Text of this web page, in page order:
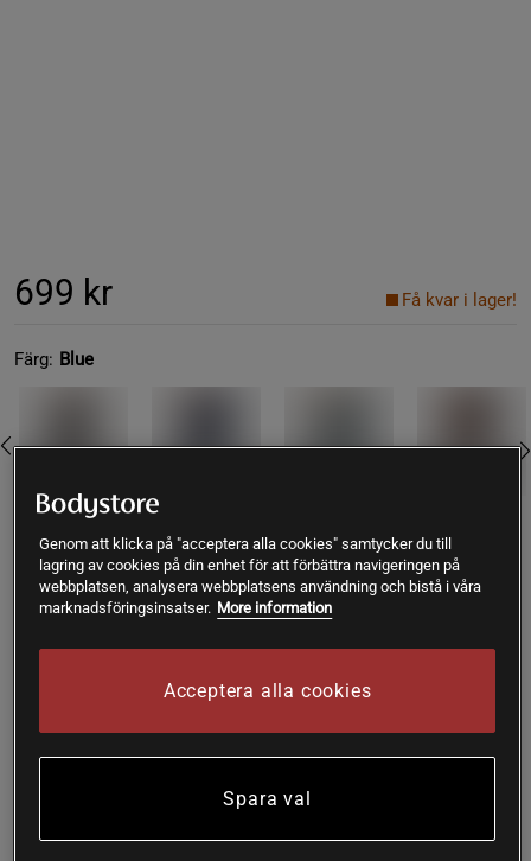
699 kr Få kvar i lager!
Färg: Blue
S
Lägg i varukorgen
Genom att klicka på "acceptera alla cookies" samtycker du till
lagring av cookies på din enhet för att förbättra navigeringen på
webbplatsen, analysera webbplatsens användning och bistå i våra
marknadsföringsinsatser. More information
Acceptera alla cookies
Spara val